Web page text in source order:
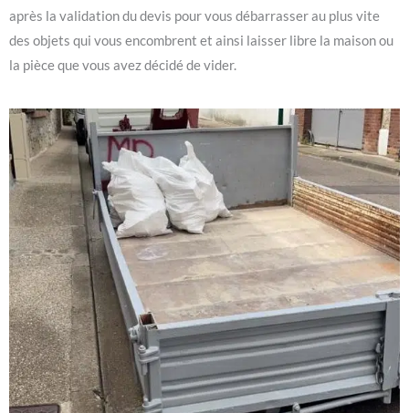
après la validation du devis pour vous débarrasser au plus vite
des objets qui vous encombrent et ainsi laisser libre la maison ou
la pièce que vous avez décidé de vider.